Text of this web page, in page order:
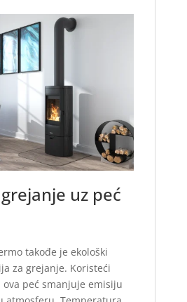
uz peć
takođe je ekološki
za grejanje. Koristeći
ova peć smanjuje emisiju